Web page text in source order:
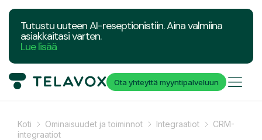
Tutustu uuteen AI-reseptionistiin. Aina valmiina
asiakkaitasi varten.
Lue lisää
Ota yhteyttä myyntipalveluun
Koti Ominaisuudet ja toiminnot Integraatiot
CRM-
integraatiot